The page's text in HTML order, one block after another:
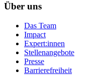
Über uns
Das Team
Impact
Expert:innen
Stellenangebote
Presse
Barrierefreiheit